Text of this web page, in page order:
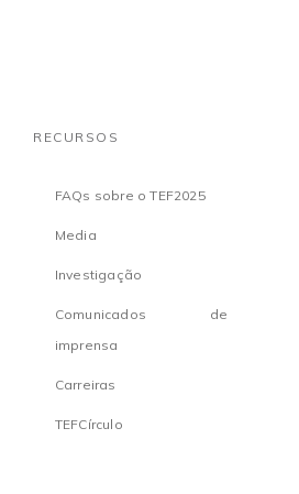
RECURSOS
FAQs sobre o TEF2025
Media
Investigação
Comunicados de
imprensa
Carreiras
TEFCírculo